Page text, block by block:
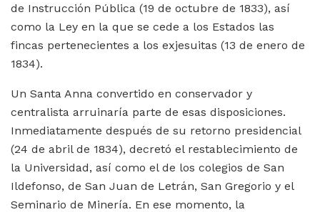
de Instrucción Pública (19 de octubre de 1833), así
como la Ley en la que se cede a los Estados las
fincas pertenecientes a los exjesuitas (13 de enero de
1834).
Un Santa Anna convertido en conservador y
centralista arruinaría parte de esas disposiciones.
Inmediatamente después de su retorno presidencial
(24 de abril de 1834), decretó el restablecimiento de
la Universidad, así como el de los colegios de San
Ildefonso, de San Juan de Letrán, San Gregorio y el
Seminario de Minería. En ese momento, la